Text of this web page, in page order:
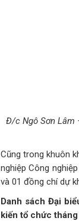
Đ/c Ngô Sơn Lâm
Cũng trong khuôn
nghiệp Công
và 01 đồng chí dự
Danh sách Đại
kiến tổ chức